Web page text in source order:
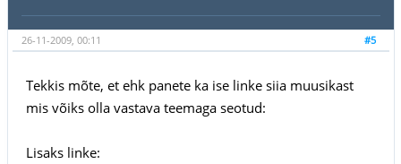
#5
26-11-2009, 00:11
Tekkis mõte, et ehk panete ka ise linke siia muusikast
mis võiks olla vastava teemaga seotud:
Lisaks linke: